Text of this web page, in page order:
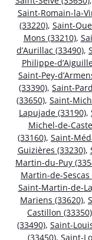
Saint-Romain-la-
(33220), Saint-
Mons (33210),
d’Aurillac (33490),
Philippe-
Saint-Pey-
(33390), Saint-
(33650), Saint-
Lapujade (33190),
Michel-de-
(33160), Saint-
Guizières (33230),
Martin-du-Puy
Martin-de-Sescas
Saint-Martin-de-
Mariens (33620),
Castillon (33350)
(33490), Saint-
(33450), Saint-